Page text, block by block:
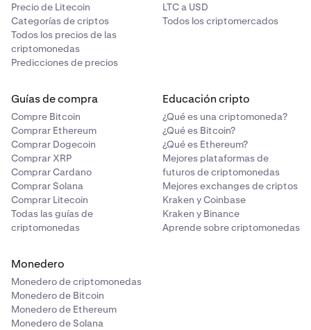
4
Impuesto federal sobre la renta retenido
N/A
5
Comprueba si la pérdida no está permitida
según el importe en 1f
N/A
6
Ganancia o pérdida: a corto plazo, a largo plazo, ordinaria
Precio de Litecoin
Categorías de criptos
Todos los precios de las
criptomonedas
Predicciones de precios
LTC a USD
Todos los criptomercados
Guías de compra
Compre Bitcoin
Comprar Ethereum
Comprar Dogecoin
Comprar XRP
Comprar Cardano
Comprar Solana
Comprar Litecoin
Todas las guías de
criptomonedas
Educación cripto
¿Qué es una criptomoneda?
¿Qué es Bitcoin?
¿Qué es Ethereum?
Mejores plataformas de
futuros de criptomonedas
Mejores exchanges de criptos
Kraken y Coinbase
Kraken y Binance
Aprende sobre criptomonedas
Monedero
Monedero de criptomonedas
Monedero de Bitcoin
Monedero de Ethereum
Monedero de Solana